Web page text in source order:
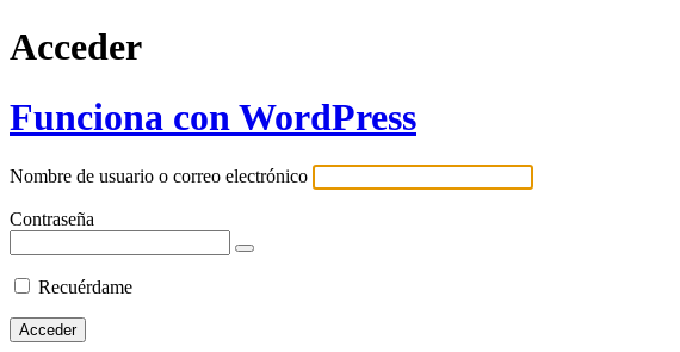
Acceder
Funciona con WordPress
Nombre de usuario o correo electrónico
Contraseña
Recuérdame